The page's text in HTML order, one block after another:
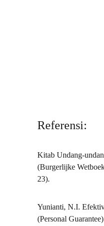
Referensi:
Kitab Undang-
(Burgerlijke
23).
Yunianti, N.I.
(Personal